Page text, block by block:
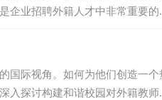
企业招聘外籍人才中非常重要的
及其对建立透明、信任和长期雇
要因素。在许多国家，税收和扣
的，因为它不能真实反映员工的实
国际视角。如何为他们创造一个
入探讨构建和谐校园对外籍教师